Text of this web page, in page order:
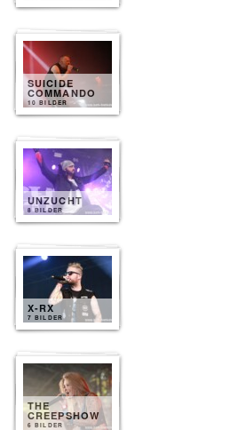
SUICIDE
COMMANDO
10 BILDER
UNZUCHT
8 BILDER
X-RX
7 BILDER
THE
CREEPSHOW
6 BILDER